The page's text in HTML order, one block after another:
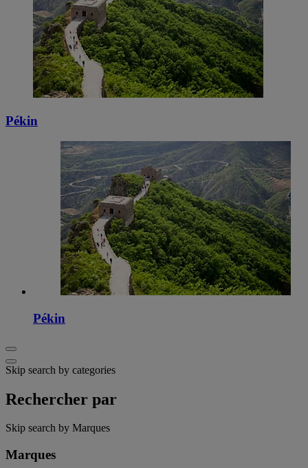
Pékin
Pékin
Skip search by categories
Rechercher par
Skip search by Marques
Marques